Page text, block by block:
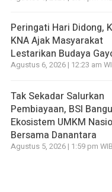
Peringati Hari Didong,
KNA Ajak Masyarakat
Lestarikan Budaya
Agustus 6, 2026 | 12:23 am
Tak Sekadar Salurkan
Pembiayaan, BSI
Ekosistem UMKM
Bersama Danantara
Agustus 5, 2026 | 1:59 pm WIB